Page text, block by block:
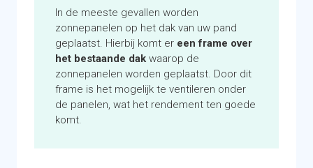
waarna dit omgezet wordt naar elektriciteit. U
omvormer
nodig, dit is een kleine
kast in uw huis die de opgewekte gelijkstroom
omzet naar wisselstroom die we gebruiken in
Zelf duurzame energie opwekken
Geschikt voor platte en schuine daken
Het combineren van zonnepanelen met een
In de meeste gevallen worden
zonnepanelen op het dak van uw pand
geplaatst. Hierbij komt er een frame over
het bestaande dak waarop de
zonnepanelen worden geplaatst. Door dit
frame is het mogelijk te ventileren onder
de panelen, wat het rendement ten goede
komt.